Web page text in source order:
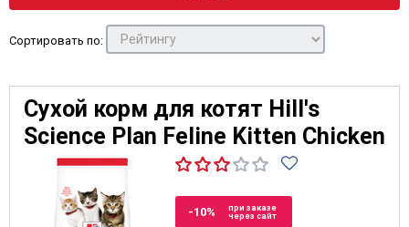
Сортировать по:
Сухой корм для котят Hill's
Science Plan Feline Kitten Chicken
-10%
при заказе
через сайт